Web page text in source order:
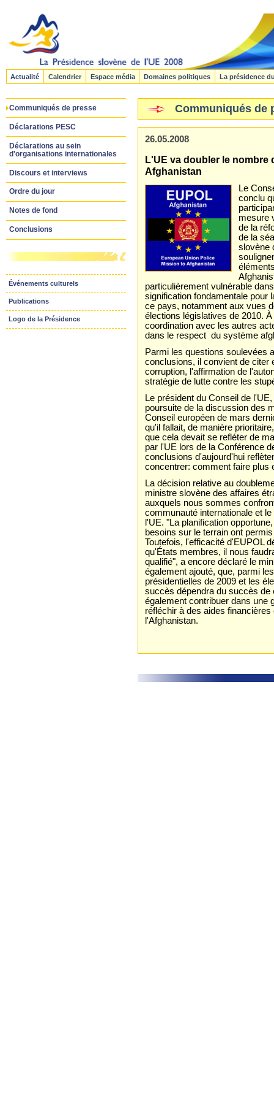
Actualité Calendrier Espace média Domaines politiques La présidence
Communiqués de presse
Déclarations PESC
Déclarations au sein
d'organisations internationales
Discours et interviews
Ordre du jour
Notes de fond
Conclusions
Événements culturels
Publications
Logo de la Présidence
Communiqués de
26.05.2008
L'UE va doubler le nombre
Afghanistan
Le
conclu
mesure
de la
de la
slovène
particulièrement vulnérable
signification fondamentale pour
ce pays, notamment aux vues
élections législatives de 2010.
coordination avec les autres
dans le respect du système
Parmi les questions soulevées
conclusions, il convient de citer
corruption, l'affirmation de
stratégie de lutte contre les
Le président du Conseil de
poursuite de la discussion des
Conseil européen de mars
qu'il fallait, de manière
que cela devait se refléter de
par l'UE lors de la Conférence
conclusions d'aujourd'hui
concentrer: comment faire plus
La décision relative au
ministre slovène des affaires
auxquels nous sommes
communauté internationale et
l'UE. "La planification
besoins sur le terrain ont
Toutefois, l'efficacité d'EUPOL
qu'États membres, il nous
qualifié", a encore déclaré le
également ajouté, que, parmi
présidentielles de 2009 et les
succès dépendra du succès
également contribuer dans une
réfléchir à des aides
l'Afghanistan.